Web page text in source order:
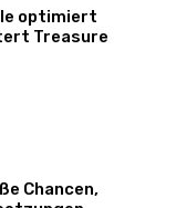
optimiert
Treasure
Chancen,